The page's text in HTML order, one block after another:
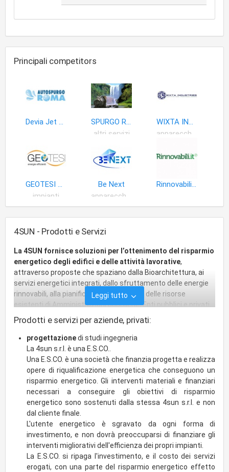
Principali competitors
Devia Jet Autospurgo Roma
SPURGO ROMA
altri servizi
WIXTA INDUSTRIES
GEOTESI S.r.l. - Roma
impianti
Be Next
Rinnovabili.it
4SUN - Prodotti e Servizi
La 4SUN fornisce soluzioni per l’ottenimento del risparmio
energetico degli edifici e delle attività lavorative,
attraverso proposte che spaziano dalla Bioarchitettura, ai
servizi energetici integrati, dallo sfruttamento delle energie
rinnovabili, alla pianificazione gestionale delle risorse
esistenti di Amministrazioni pubbliche, Enti pubblici e privati,
persone fisiche, persone giuridiche, privati e chiunque voglia
risparmiare energia e ami l’ambiente.
La 4SUN offre tutti i servizi per la progettazione
architettonica ed impiantistica finalizzata al risparmio
energetico nei nuovi edifici o la riqualificazione energetica
degli edifici esistenti attraverso analisi diagnostiche e studi
di fattibilità che ne individuino gli sprechi di energia.
Inoltre la 4SUN offre la progettazione e fornitura in opera di
impianti che consento di sfruttare le fonti di energia
rinnovabile (fotovoltaico, solare termico, recupero acque
piovane, geotermia, etc.), assistendo il Committente anche
nel disbrigo delle pratiche burocratiche e nella scelta degli
strumenti finanziari più adatti all’operazione economica da
intraprendere.
Leggi tutto
Prodotti e servizi per aziende, privati:
progettazionedi studi ingegneria
La 4sun s.r.l. è una E.S.CO..
Una E.S.CO. è una società che finanzia progetta e realizza
opere di riqualificazione energetica che conseguono un
risparmio energetico. Gli interventi materiali e finanziari
necessari a conseguire gli obiettivi di risparmio
energetico sono sostenuti dalla stessa 4sun s.r.l. e non
dal cliente finale.
L'utente energetico è sgravato da ogni forma di
investimento, e non dovrà preoccuparsi di finanziare gli
interventi migliorativi dell'efficienza dei propri impianti.
La E.S.CO. si ripaga l'investimento, e il costo dei servizi
erogati, con una parte del risparmio energetico effetto